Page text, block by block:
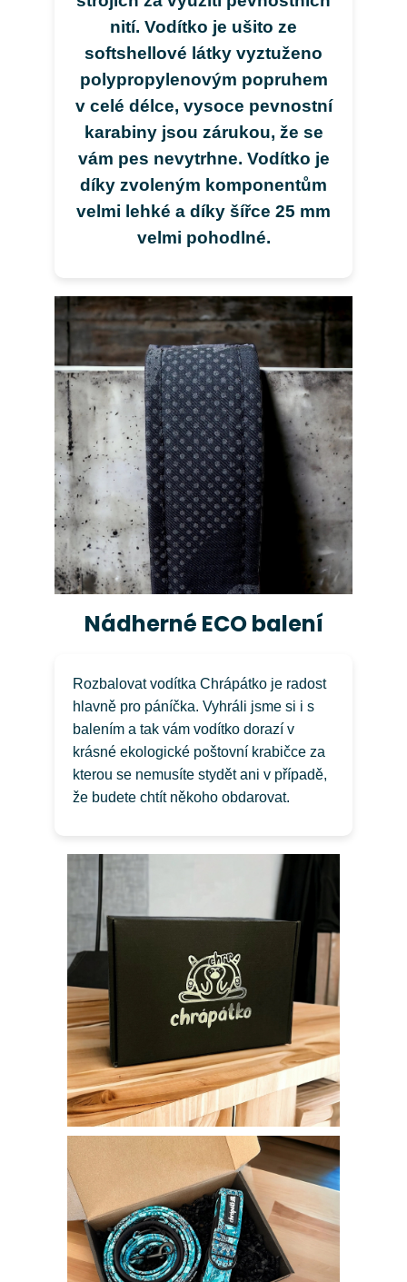
nití. Vodítko je ušito ze
softshellové látky vyztuženo
polypropylenovým popruhem
v celé délce, vysoce pevnostní
karabiny jsou zárukou, že se
vám pes nevytrhne. Vodítko je
díky zvoleným komponentům
velmi lehké a díky šířce 25 mm
velmi pohodlné.
Nádherné ECO balení
Rozbalovat vodítka Chrápátko je radost
hlavně pro páníčka. Vyhráli jsme si i s
balením a tak vám vodítko dorazí v
krásné ekologické poštovní krabičce za
kterou se nemusíte stydět ani v případě,
že budete chtít někoho obdarovat.